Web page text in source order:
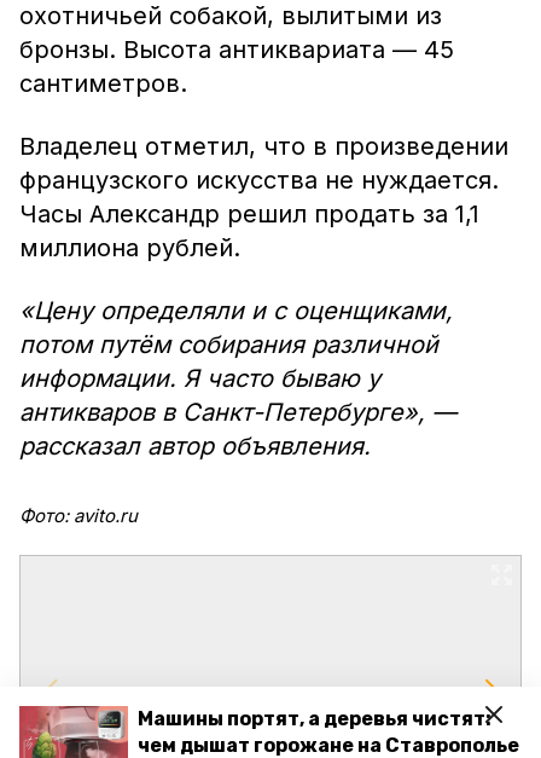
Машины портят, а деревья чистят:
чем дышат горожане на Ставрополье
охотничьей собакой, вылитыми из
бронзы. Высота антиквариата — 45
сантиметров.
Владелец отметил, что в произведении
французского искусства не нуждается.
Часы Александр решил продать за 1,1
миллиона рублей.
«Цену определяли и с оценщиками,
потом путём собирания различной
информации. Я часто бываю у
антикваров в Санкт-Петербурге», —
рассказал автор объявления.
Фото: avito.ru